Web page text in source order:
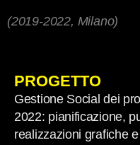
(2019-2022, Milano)
PROGETTO
Gestione Social dei
2022: pianificazione,
realizzazioni grafiche